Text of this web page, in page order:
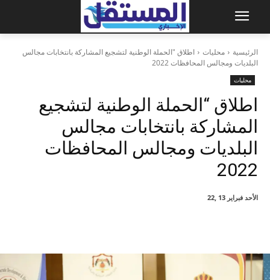
الرئيسية محليات
اطلاق "الحملة الوطنية لتشجيع المشاركة بانتخابات مجالس
البلديات ومجالس المحافظات 2022
محليات
اطلاق “الحملة الوطنية لتشجيع
المشاركة بانتخابات مجالس
البلديات ومجالس المحافظات
2022
الأحد فبراير 13 ,22